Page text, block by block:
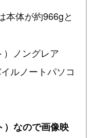
本体が約966gと
ノングレア
ルノートパソコ
なので画像映